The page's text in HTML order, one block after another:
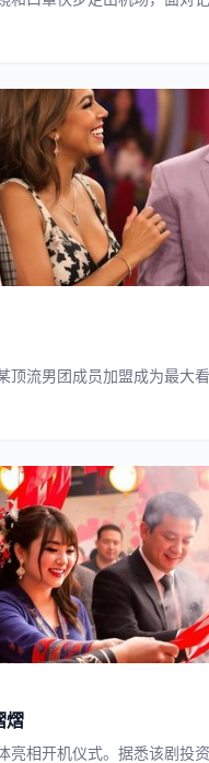
流男团成员加盟成为最大
熠
相开机仪式。据悉该剧投